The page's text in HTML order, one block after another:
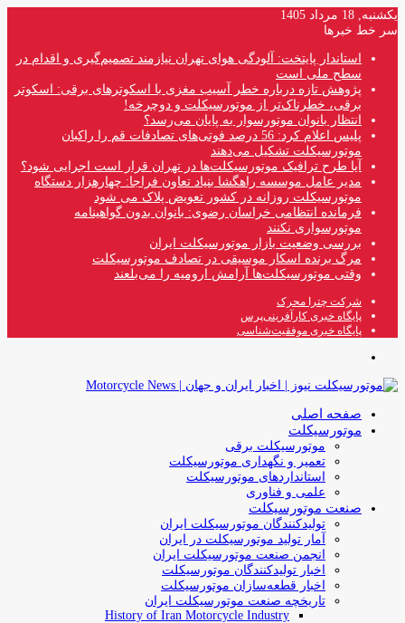
یکشنبه, 18 مرداد 1405
سر خط خبرها
استاندار پایتخت: آلودگی هوای تهران نیازمند تصمیم‌گیری و اقدام در
سطح ملی است
پژوهش تازه درباره خطر آسیب مغزی با اسکوترهای برقی: اسکوتر
برقی، خطرناک‌تر از موتورسیکلت و دوچرخه!
انتظار بانوان موتورسوار به پایان می‌رسد؟
پلیس اعلام کرد: 56 درصد فوتی‌های تصادفات قم را راکبان
موتورسیکلت تشکیل می‌دهند
آیا طرح ترافیک موتورسیکلت‌ها در تهران قرار است اجرایی شود؟
مدیر عامل موسسه راهگشا بنیاد تعاون فراجا: چهارهزار دستگاه
موتورسیکلت روزانه در کشور تعویض پلاک می شود
فرمانده انتظامی خراسان رضوی: بانوان بدون گواهینامه
موتورسواری نکنند
بررسی وضعیت بازار موتورسیکلت ایران
مرگ برنده اسکار موسیقی در تصادف موتورسیکلت
وقتی موتورسیکلت‌ها آرامش ارومیه را می‌بلعند
شرکت چترا محرک
پایگاه خبری کارآفرینی‌پرس
پایگاه خبری موفقیت‌شناسی
صفحه اصلی
موتورسیکلت
موتورسیکلت برقی
تعمیر و نگهداری موتورسیکلت
استانداردهای موتورسیکلت
علمی و فناوری
صنعت موتورسیکلت
تولیدکنندگان موتورسیکلت ایران
آمار تولید موتورسیکلت در ایران
انجمن صنعت موتورسیکلت ایران
اخبار تولیدکنندگان موتورسیکلت
اخبار قطعه‌سازان موتورسیکلت
تاریخچه صنعت موتورسیکلت ایران
History of Iran Motorcycle Industry